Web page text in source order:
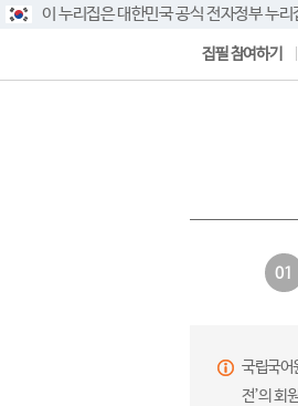
이 누리집은 대한민국 공식 전자정부 누리
집필 참여하기
01
국립국어
전’의 회